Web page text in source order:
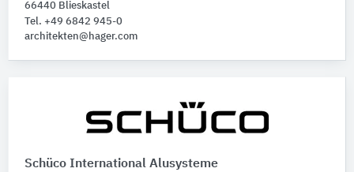
66440 Blieskastel
Tel. +49 6842 945-0
architekten@hager.com
Schüco International Alusysteme